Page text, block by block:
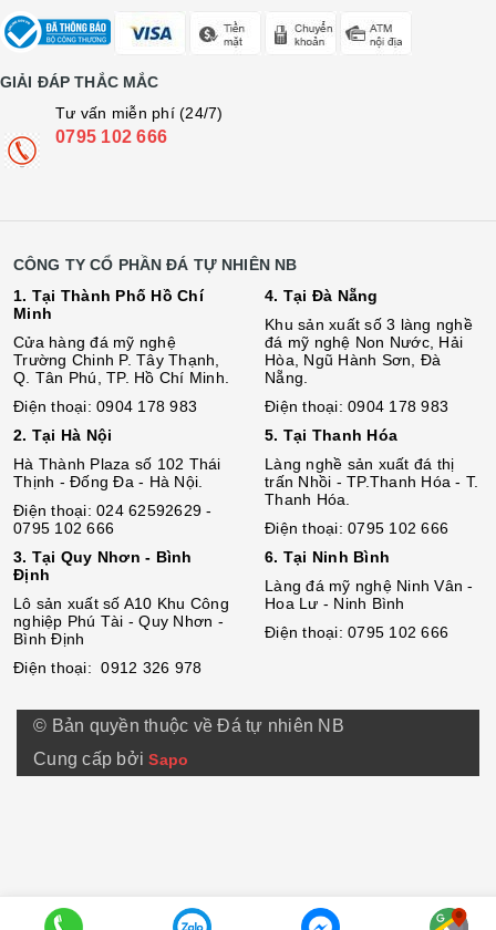
GIẢI ĐÁP THẮC MẮC
Tư vấn miễn phí (24/7)
0795 102 666
CÔNG TY CỔ PHẦN ĐÁ TỰ NHIÊN NB
1. Tại Thành Phố Hồ Chí
Minh
Cửa hàng đá mỹ nghệ
Trường Chinh P. Tây Thạnh,
Q. Tân Phú, TP. Hồ Chí Minh.
Điện thoại: 0904 178 983
2. Tại Hà Nội
Hà Thành Plaza số 102 Thái
Thịnh - Đống Đa - Hà Nội.
Điện thoại: 024 62592629 -
0795 102 666
3. Tại Quy Nhơn - Bình
Định
Lô sản xuất số A10 Khu Công
nghiệp Phú Tài - Quy Nhơn -
Bình Định
Điện thoại: 0912 326 978
4. Tại Đà Nẵng
Khu sản xuất số 3 làng nghề
đá mỹ nghệ Non Nước, Hải
Hòa, Ngũ Hành Sơn, Đà
Nẵng.
Điện thoại: 0904 178 983
5. Tại Thanh Hóa
Làng nghề sản xuất đá thị
trấn Nhồi - TP.Thanh Hóa - T.
Thanh Hóa.
Điện thoại: 0795 102 666
6. Tại Ninh Bình
Làng đá mỹ nghệ Ninh Vân -
Hoa Lư - Ninh Bình
Điện thoại: 0795 102 666
© Bản quyền thuộc về Đá tự nhiên NB
Cung cấp bởiSapo